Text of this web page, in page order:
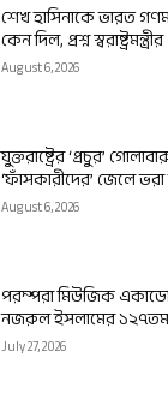
শেখ হাসিনাকে ভারত
কেন দিল, প্রশ্ন স্বরাষ্ট্রমন্ত্রীর
August 6, 2026
যুক্তরাষ্ট্রের ‘প্রচুর’
‘ফাঁসকারীদের’ জেলে ভরা
August 6, 2026
পরম্পরা মিউজিক
নজরুল ইসলামের ১২৭তম
July 27, 2026